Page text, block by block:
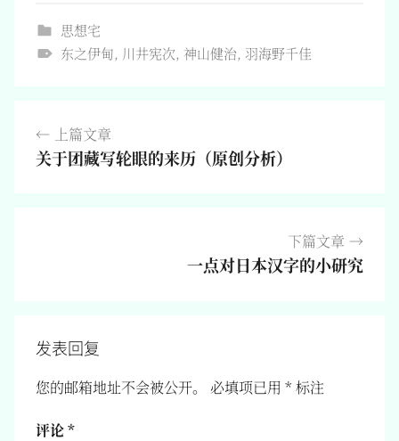
思想宅
东之伊甸, 川井宪次, 神山健治, 羽海野千佳
上篇文章
关于团藏写轮眼的来历（原创分析）
下篇文章
一点对日本汉字的小研究
发表回复
您的邮箱地址不会被公开。 必填项已用 *标注
评论*